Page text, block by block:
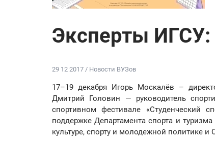
Эксперты
29 12 2017 / Новости ВУЗов
17–19 декабря Игорь Москалёв –
Дмитрий Головин — руководитель
спортивном фестивале «Студенческий
поддержке Департамента спорта и
культуре, спорту и молодежной политике